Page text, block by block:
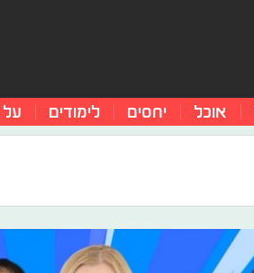
אוכל יחסים לימודים